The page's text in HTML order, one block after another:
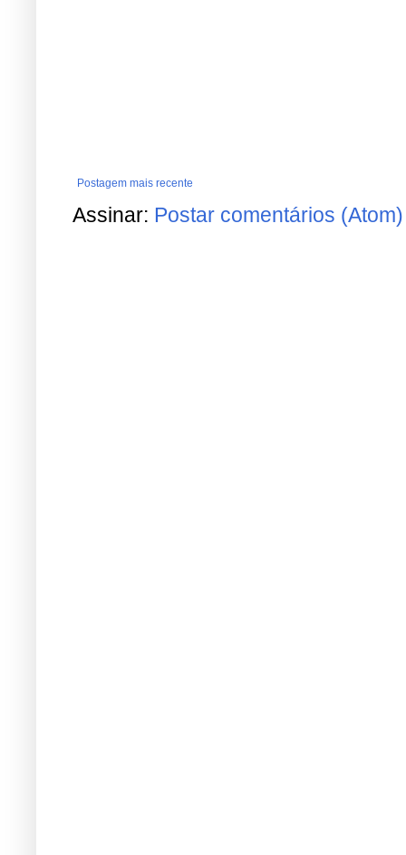
Postagem mais recente
Assinar: Postar comentários (Atom)